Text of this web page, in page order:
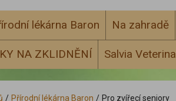
lékárna Baron Na zahradě
NA ZKLIDNĚNÍ Salvia
/ Přírodní lékárna Baron / Pro zvířecí seniory